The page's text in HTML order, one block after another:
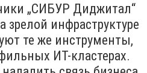
„СИБУР Диджитал“
зрелой инфраструктуре
те же инструменты,
ИТ-кластерах.